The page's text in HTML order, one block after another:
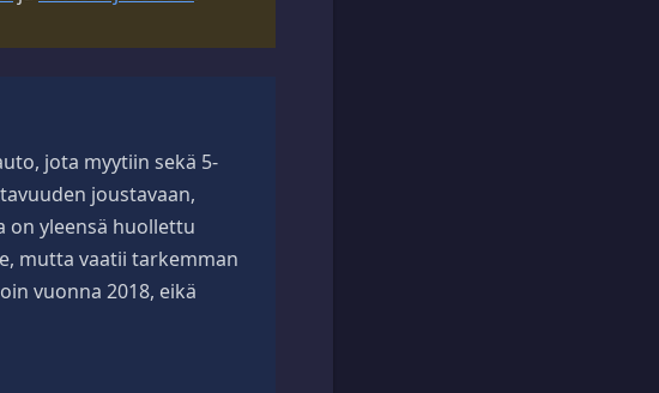
jota myytiin sekä 5-
joustavaan,
on yleensä huollettu
mutta vaatii tarkemman
vuonna 2018, eikä